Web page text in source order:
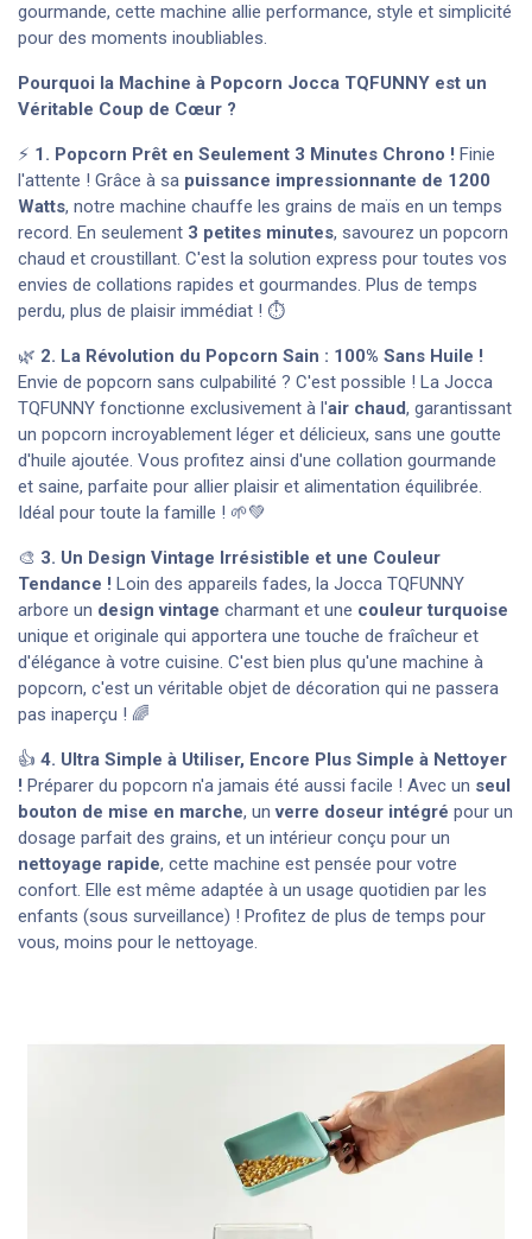
gourmande, cette machine allie performance, style et simplicité
pour des moments inoubliables.
Pourquoi la Machine à Popcorn Jocca TQFUNNY est un
Véritable Coup de Cœur ?
⚡ 1. Popcorn Prêt en Seulement 3 Minutes Chrono ! Finie
l'attente ! Grâce à sa puissance impressionnante de 1200
Watts, notre machine chauffe les grains de maïs en un temps
record. En seulement 3 petites minutes, savourez un popcorn
chaud et croustillant. C'est la solution express pour toutes vos
envies de collations rapides et gourmandes. Plus de temps
perdu, plus de plaisir immédiat ! ⏱️
🌿 2. La Révolution du Popcorn Sain : 100% Sans Huile !
Envie de popcorn sans culpabilité ? C'est possible ! La Jocca
TQFUNNY fonctionne exclusivement à l'air chaud, garantissant
un popcorn incroyablement léger et délicieux, sans une goutte
d'huile ajoutée. Vous profitez ainsi d'une collation gourmande
et saine, parfaite pour allier plaisir et alimentation équilibrée.
Idéal pour toute la famille ! 🌱💚
🎨 3. Un Design Vintage Irrésistible et une Couleur
Tendance ! Loin des appareils fades, la Jocca TQFUNNY
arbore un design vintage charmant et une couleur turquoise
unique et originale qui apportera une touche de fraîcheur et
d'élégance à votre cuisine. C'est bien plus qu'une machine à
popcorn, c'est un véritable objet de décoration qui ne passera
pas inaperçu ! 🌈
👍 4. Ultra Simple à Utiliser, Encore Plus Simple à Nettoyer
! Préparer du popcorn n'a jamais été aussi facile ! Avec un seul
bouton de mise en marche, unverre doseur intégré pour un
dosage parfait des grains, et un intérieur conçu pour un
nettoyage rapide, cette machine est pensée pour votre
confort. Elle est même adaptée à un usage quotidien par les
enfants (sous surveillance) ! Profitez de plus de temps pour
vous, moins pour le nettoyage.